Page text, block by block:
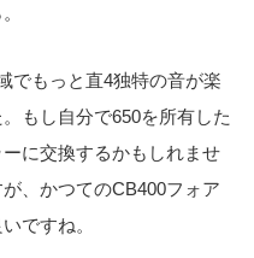
でもっと直4独特の音が楽
もし自分で650を所有した
に交換するかもしれませ
、かつてのCB400フォア
ですね。